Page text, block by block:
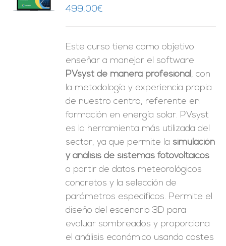
499,00€
Este curso tiene como objetivo
enseñar a manejar el software
PVsyst de manera profesional, con
la metodología y experiencia propia
de nuestro centro, referente en
formación en energía solar. PVsyst
es la herramienta más utilizada del
sector, ya que permite la simulación
y análisis de sistemas fotovoltaicos
a partir de datos meteorológicos
concretos y la selección de
parámetros específicos. Permite el
diseño del escenario 3D para
evaluar sombreados y proporciona
el análisis económico usando costes